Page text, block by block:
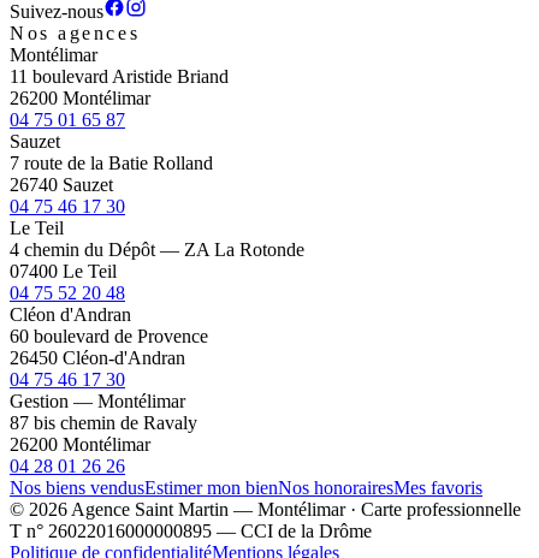
Suivez-nous
Nos agences
Montélimar
11 boulevard Aristide Briand
26200 Montélimar
04 75 01 65 87
Sauzet
7 route de la Batie Rolland
26740 Sauzet
04 75 46 17 30
Le Teil
4 chemin du Dépôt — ZA La Rotonde
07400 Le Teil
04 75 52 20 48
Cléon d'Andran
60 boulevard de Provence
26450 Cléon-d'Andran
04 75 46 17 30
Gestion — Montélimar
87 bis chemin de Ravaly
26200 Montélimar
04 28 01 26 26
Nos biens vendusEstimer mon bienNos honorairesMes favoris
© 2026 Agence Saint Martin — Montélimar · Carte professionnelle
T n° 26022016000000895 — CCI de la Drôme
Politique de confidentialitéMentions légales